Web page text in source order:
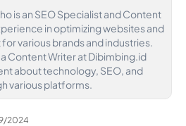
is an SEO Specialist and Content
in optimizing websites and
various brands and industries.
Content Writer at Dibimbing.id
about technology, SEO, and
various platforms.
2024